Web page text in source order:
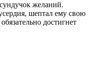
желаний.
шептал ему свою
достигнет